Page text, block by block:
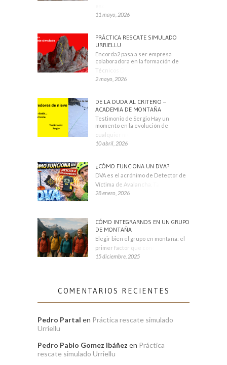
11 mayo, 2026
PRÁCTICA RESCATE SIMULADO
URRIELLU
Encorda2 pasa a ser empresa
colaboradora en la formación de
Técnicos Deportivos
2 mayo, 2026
DE LA DUDA AL CRITERIO –
ACADEMIA DE MONTAÑA
Testimonio de Sergio Hay un
momento en la evolución de
cualquier montañero
10 abril, 2026
¿CÓMO FUNCIONA UN DVA?
DVA es el acrónimo de Detector de
Víctima de Avalancha. También se
28 enero, 2026
CÓMO INTEGRARNOS EN UN GRUPO
DE MONTAÑA
Elegir bien el grupo en montaña: el
primer factor que condiciona tu
15 diciembre, 2025
COMENTARIOS RECIENTES
Pedro Partal en Práctica rescate simulado
Urriellu
Pedro Pablo Gomez Ibáñez en Práctica
rescate simulado Urriellu